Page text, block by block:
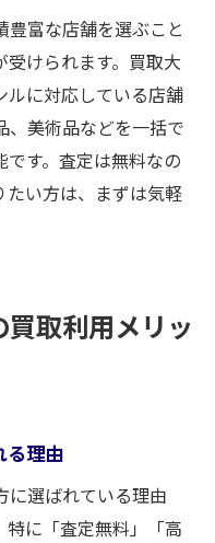
豊富な店舗を選ぶこと
けられます。買取大
ルに対応している店舗
、美術品などを一括で
す。査定は無料なの
たい方は、まずは気軽
取利用メリッ
る理由
に選ばれている理由
に「査定無料」「高